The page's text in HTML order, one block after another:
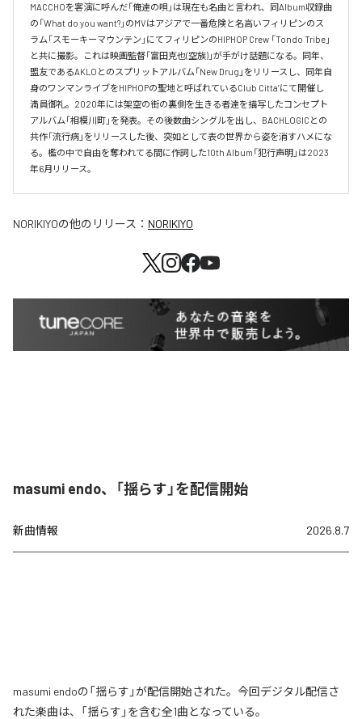
MACCHOを客演に呼んだ「俺達の唄」は現在も名曲と言われ、同Album収録曲
の「What do you want?」のMVはアジアで一番危険と名高いフィリピンのス
ラム「スモーキーマウンテン」にてフィリピンのHIPHOP Crew 「Tondo Tribe」
と共に撮影。これは映画監督「富田克也(空族)」が手がけ話題になる。同年、
盟友であるAKLOとのスプリットアルバム「New Drug」をリリースし、同年自
身のワンマンライブをHIPHOPの聖地と呼ばれているClub Citta’にて開催し
満員御礼。2020年には架空の街の裏側を生きる者達を描写したコンセプト
アルバム「相模川町」を発表。その後数曲シングルを出し、BACHLOGICとの
共作「流行病」をリリースした後、突如として表の世界から姿を消すハメにな
る。檻の中で自由を奪われてる間に作詞した10th Album「犯行声明」は2023
年6月リリース。
NORIKIYOの他のリリース： NORIKIYO
masumi endo、「揺らす」を配信開始
新曲情報 2026.8.7
masumi endoの「揺らす」が配信開始された。今回デジタル配信さ
れた楽曲は、「揺らす」を含む全1曲となっている。